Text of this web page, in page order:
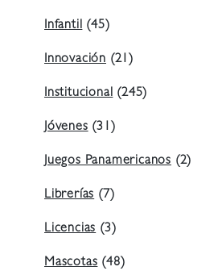
Infantil(45)
Innovación (21)
Institucional(245)
Jóvenes(31)
Juegos Panamericanos (2)
Librerías(7)
Licencias(3)
Mascotas(48)